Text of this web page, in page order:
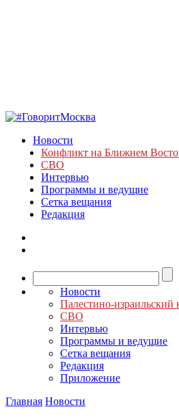
Новости
Конфликт на Ближнем
СВО
Интервью
Программы и ведущие
Сетка вещания
Редакция
Новости
Палестино-израильский
СВО
Интервью
Программы и ведущие
Сетка вещания
Редакция
Приложение
Главная Новости